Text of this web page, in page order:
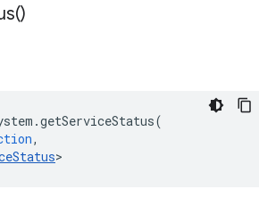
)
.getServiceStatus(
,
>